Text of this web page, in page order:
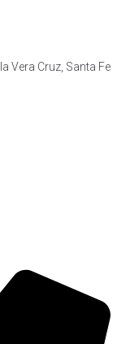
Vera Cruz, Santa Fe